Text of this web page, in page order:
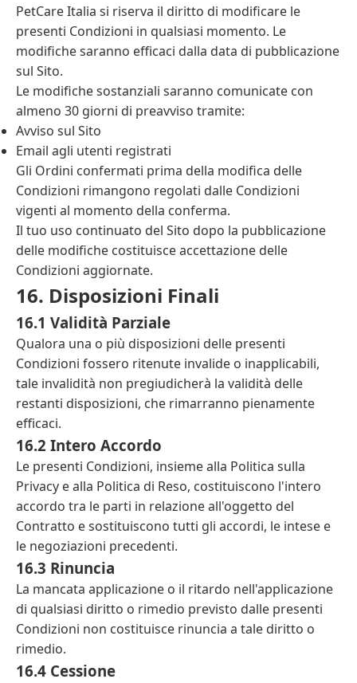
PetCare Italia si riserva il diritto di modificare le
presenti Condizioni in qualsiasi momento. Le
modifiche saranno efficaci dalla data di pubblicazione
sul Sito.
Le modifiche sostanziali saranno comunicate con
almeno 30 giorni di preavviso tramite:
Avviso sul Sito
Email agli utenti registrati
Gli Ordini confermati prima della modifica delle
Condizioni rimangono regolati dalle Condizioni
vigenti al momento della conferma.
Il tuo uso continuato del Sito dopo la pubblicazione
delle modifiche costituisce accettazione delle
Condizioni aggiornate.
16. Disposizioni Finali
16.1 Validità Parziale
Qualora una o più disposizioni delle presenti
Condizioni fossero ritenute invalide o inapplicabili,
tale invalidità non pregiudicherà la validità delle
restanti disposizioni, che rimarranno pienamente
efficaci.
16.2 Intero Accordo
Le presenti Condizioni, insieme alla Politica sulla
Privacy e alla Politica di Reso, costituiscono l'intero
accordo tra le parti in relazione all'oggetto del
Contratto e sostituiscono tutti gli accordi, le intese e
le negoziazioni precedenti.
16.3 Rinuncia
La mancata applicazione o il ritardo nell'applicazione
di qualsiasi diritto o rimedio previsto dalle presenti
Condizioni non costituisce rinuncia a tale diritto o
rimedio.
16.4 Cessione